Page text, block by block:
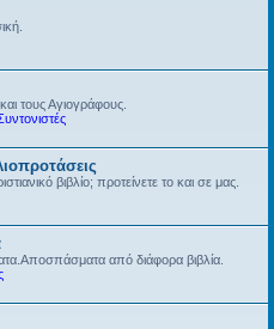
τους Αγιογράφους.
βιβλίο; προτείνετε το και σε μας.
από διάφορα βιβλία.